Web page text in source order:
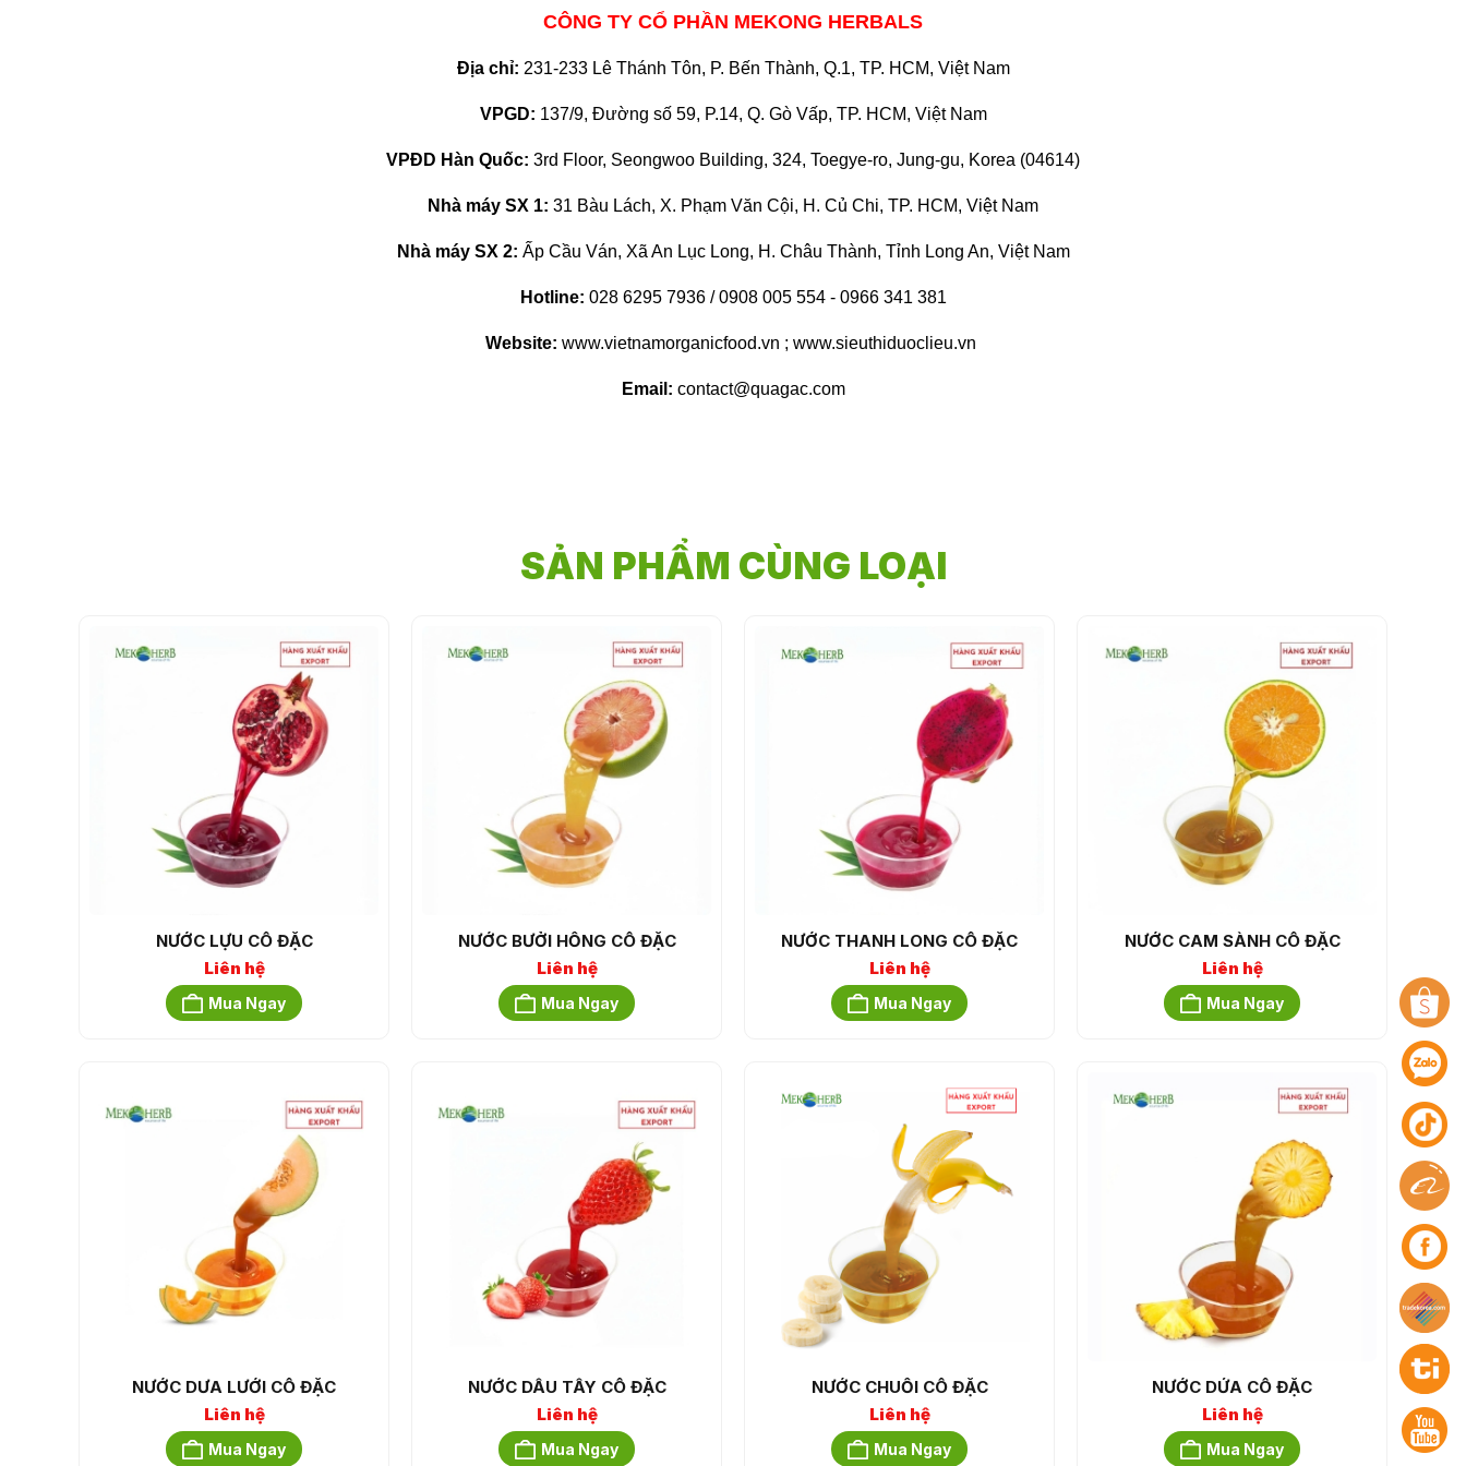
CÔNG TY CỔ PHẦN MEKONG HERBALS
Địa chỉ: 231-233 Lê Thánh Tôn, P. Bến Thành, Q.1, TP. HCM, Việt Nam
VPGD: 137/9, Đường số 59, P.14, Q. Gò Vấp, TP. HCM, Việt Nam
VPĐD Hàn Quốc: 3rd Floor, Seongwoo Building, 324, Toegye-ro, Jung-gu, Korea (04614)
Nhà máy SX 1: 31 Bàu Lách, X. Phạm Văn Cội, H. Củ Chi, TP. HCM, Việt Nam
Nhà máy SX 2: Ấp Cầu Ván, Xã An Lục Long, H. Châu Thành, Tỉnh Long An, Việt Nam
Hotline: 028 6295 7936 / 0908 005 554 - 0966 341 381
Website: www.vietnamorganicfood.vn ; www.sieuthiduoclieu.vn
Email: contact@quagac.com
SẢN PHẨM CÙNG LOẠI
NƯỚC LỰU CÔ ĐẶC
Liên hệ
Mua Ngay
NƯỚC BƯỞI HỒNG CÔ ĐẶC
Liên hệ
Mua Ngay
NƯỚC THANH LONG CÔ ĐẶC
Liên hệ
Mua Ngay
NƯỚC CAM SÀNH CÔ ĐẶC
Liên hệ
Mua Ngay
NƯỚC DƯA LƯỚI CÔ ĐẶC
Liên hệ
Mua Ngay
NƯỚC DÂU TÂY CÔ ĐẶC
Liên hệ
Mua Ngay
NƯỚC CHUỐI CÔ ĐẶC
Liên hệ
Mua Ngay
NƯỚC DỨA CÔ ĐẶC
Liên hệ
Mua Ngay